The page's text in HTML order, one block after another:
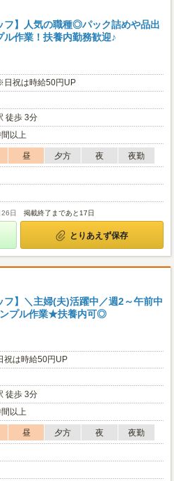
フ】人気の職種◎パック詰めや品出
ル作業！扶養内勤務歓迎♪
祝は時給50円UP
徒歩 3分
以上
昼 夕方 夜
夜勤
日 掲載終了まであと17日
とりあえず保存
フ】＼主婦(夫)活躍中／週2～午前中
プル作業★扶養内可◎
は時給50円UP
徒歩 3分
以上
昼 夕方 夜
夜勤